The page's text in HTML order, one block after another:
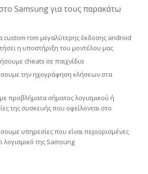
Samsung για τους παρακάτω
custom rom μεγαλύτερης έκδοσης android
η υποστήριξη του μοντέλου μας
cheats σε παιχνίδια
την ηχογράφηση κλήσεων στα
προβλήματα σήματος λογισμικού ή
της συσκευής που οφείλονται στο
υπηρεσίες που είναι περιορισμένες
λογισμικό της Samsung